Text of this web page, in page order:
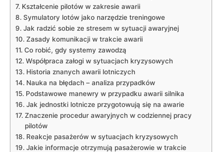
Kształcenie pilotów⁢ w zakresie⁤ awarii
Symulatory lotów jako narzędzie treningowe
Jak radzić sobie ze⁢ stresem w ‌sytuacji awaryjnej
Zasady komunikacji w trakcie awarii
Co robić, gdy systemy zawodzą
Współpraca załogi‍ w sytuacjach kryzysowych
Historia znanych awarii lotniczych
Nauka na błędach – analiza⁣ przypadków
Podstawowe manewry w przypadku awarii silnika
Jak jednostki lotnicze przygotowują się⁢ na awarie
Znaczenie ⁣procedur​ awaryjnych w codziennej pracy
pilotów
Reakcje pasażerów w sytuacjach⁢ kryzysowych
Jakie ⁢informacje otrzymują pasażerowie w‍ trakcie